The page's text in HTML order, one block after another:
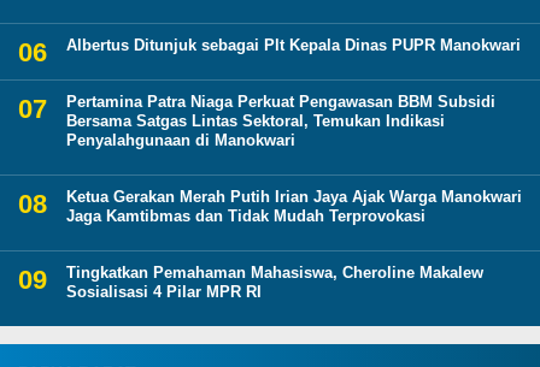
Albertus Ditunjuk sebagai Plt Kepala Dinas PUPR Manokwari
Pertamina Patra Niaga Perkuat Pengawasan BBM Subsidi
Bersama Satgas Lintas Sektoral, Temukan Indikasi
Penyalahgunaan di Manokwari
Ketua Gerakan Merah Putih Irian Jaya Ajak Warga Manokwari
Jaga Kamtibmas dan Tidak Mudah Terprovokasi
Tingkatkan Pemahaman Mahasiswa, Cheroline Makalew
Sosialisasi 4 Pilar MPR RI